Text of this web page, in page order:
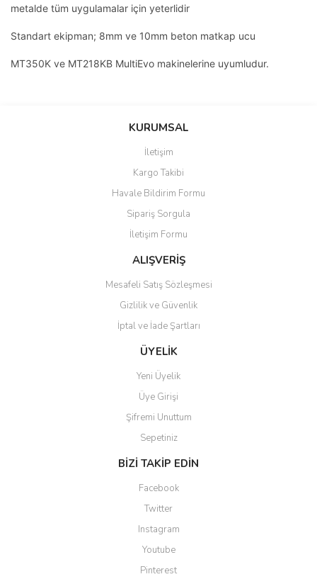
metalde tüm uygulamalar için yeterlidir
Standart ekipman; 8mm ve 10mm beton matkap ucu
MT350K ve MT218KB MultiEvo makinelerine uyumludur.
Bu ürüne ilk yorumu siz yapın!
Ürün hakkında henüz soru sorulmamış.
Ürün resmi kalitesiz, bozuk veya görüntülenemiyor.
Ürün açıklamasında eksik bilgiler bulunuyor.
Ürün bilgilerinde hatalar bulunuyor.
Ürün fiyatı diğer sitelerden daha pahalı.
Bu ürüne benzer farklı alternatifler olmalı.
Gönder
KURUMSAL
İletişim
Kargo Takibi
Havale Bildirim Formu
Sipariş Sorgula
İletişim Formu
ALIŞVERİŞ
Mesafeli Satış Sözleşmesi
Gizlilik ve Güvenlik
İptal ve İade Şartları
ÜYELİK
Yeni Üyelik
Üye Girişi
Şifremi Unuttum
Sepetiniz
BİZİ TAKİP EDİN
Facebook
Twitter
Instagram
Youtube
Pinterest